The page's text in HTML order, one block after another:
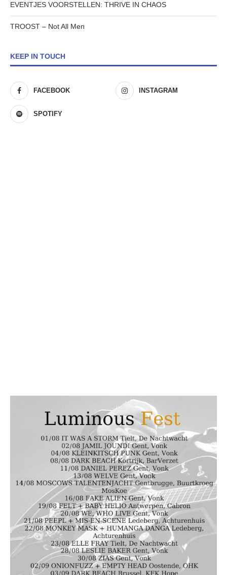
EVENTJES VOORSTELLEN: THRIVE IN CHAOS
TROOST – Not All Men
KEEP IN TOUCH
FACEBOOK INSTAGRAM
SPOTIFY